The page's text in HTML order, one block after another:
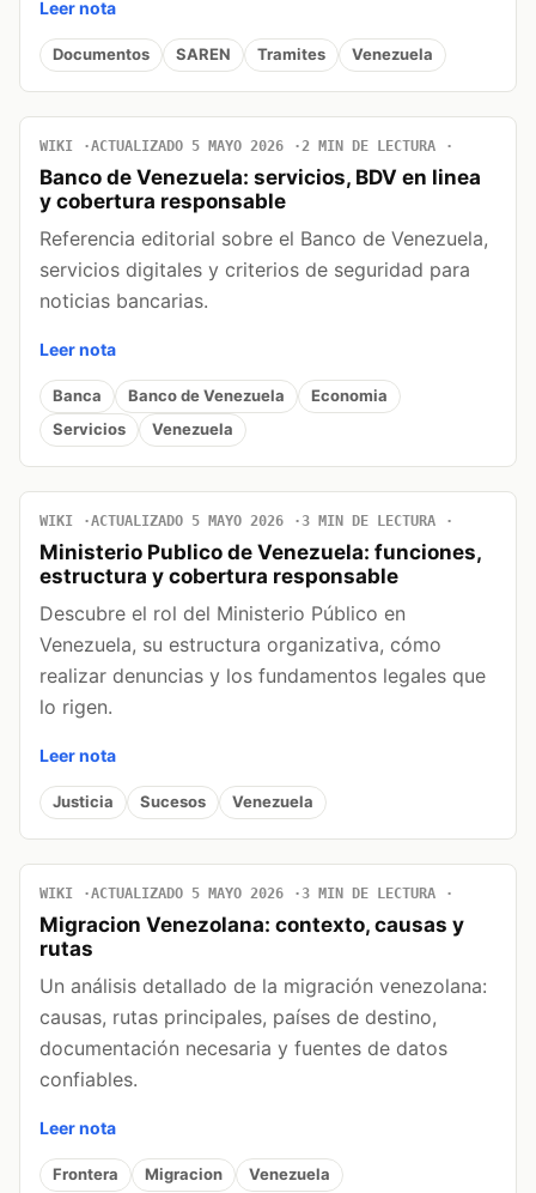
Leer nota
Documentos SAREN Tramites Venezuela
WIKI ACTUALIZADO 5 MAYO 2026 2 MIN DE LECTURA
Banco de Venezuela: servicios, BDV en linea
y cobertura responsable
Referencia editorial sobre el Banco de Venezuela,
servicios digitales y criterios de seguridad para
noticias bancarias.
Leer nota
Banca Banco de Venezuela
Economia
Servicios
Venezuela
WIKI ACTUALIZADO 5 MAYO 2026 3 MIN DE LECTURA
Ministerio Publico de Venezuela: funciones,
estructura y cobertura responsable
Descubre el rol del Ministerio Público en
Venezuela, su estructura organizativa, cómo
realizar denuncias y los fundamentos legales que
lo rigen.
Leer nota
Justicia Sucesos Venezuela
WIKI ACTUALIZADO 5 MAYO 2026 3 MIN DE LECTURA
Migracion Venezolana: contexto, causas y
rutas
Un análisis detallado de la migración venezolana:
causas, rutas principales, países de destino,
documentación necesaria y fuentes de datos
confiables.
Leer nota
Frontera Migracion Venezuela